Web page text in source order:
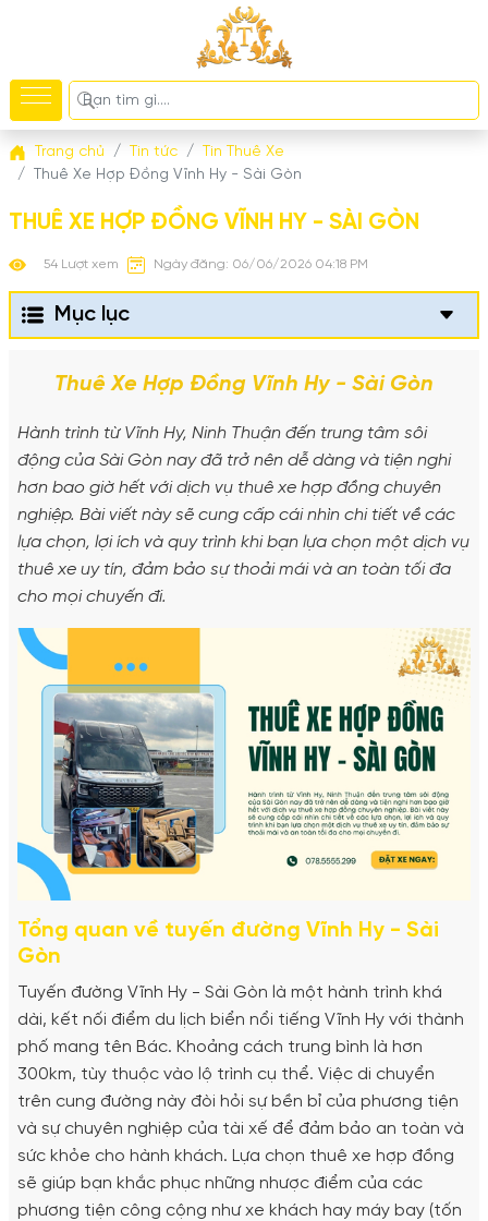
Trang chủ Tin tức
Tin Thuê Xe
Thuê Xe Hợp Đồng Vĩnh Hy - Sài Gòn
THUÊ XE HỢP ĐỒNG VĨNH HY - SÀI GÒN
54 Lượt xem Ngày đăng: 06/06/2026 04:18 PM
Mục lục
Thuê Xe Hợp Đồng Vĩnh Hy - Sài Gòn
Hành trình từ Vĩnh Hy, Ninh Thuận đến trung tâm sôi
động của Sài Gòn nay đã trở nên dễ dàng và tiện nghi
hơn bao giờ hết với dịch vụ thuê xe hợp đồng chuyên
nghiệp. Bài viết này sẽ cung cấp cái nhìn chi tiết về các
lựa chọn, lợi ích và quy trình khi bạn lựa chọn một dịch vụ
thuê xe uy tín, đảm bảo sự thoải mái và an toàn tối đa
cho mọi chuyến đi.
Tổng quan về tuyến đường Vĩnh Hy - Sài
Gòn
Tuyến đường Vĩnh Hy - Sài Gòn là một hành trình khá
dài, kết nối điểm du lịch biển nổi tiếng Vĩnh Hy với thành
phố mang tên Bác. Khoảng cách trung bình là hơn
300km, tùy thuộc vào lộ trình cụ thể. Việc di chuyển
trên cung đường này đòi hỏi sự bền bỉ của phương tiện
và sự chuyên nghiệp của tài xế để đảm bảo an toàn và
sức khỏe cho hành khách. Lựa chọn thuê xe hợp đồng
sẽ giúp bạn khắc phục những nhược điểm của các
phương tiện công cộng như xe khách hay máy bay (tốn